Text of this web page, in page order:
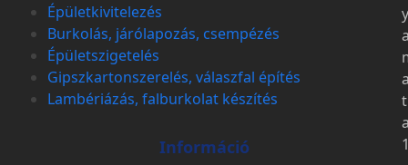
Épületkivitelezés
Burkolás, járólapozás, csempézés
Épületszigetelés
Gipszkartonszerelés, válaszfal építés
Lambériázás, falburkolat készítés
Információ
y
t